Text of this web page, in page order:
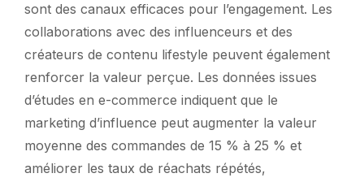
sont des canaux efficaces pour l’engagement. Les
collaborations avec des influenceurs et des
créateurs de contenu lifestyle peuvent également
renforcer la valeur perçue. Les données issues
d’études en e-commerce indiquent que le
marketing d’influence peut augmenter la valeur
moyenne des commandes de 15 % à 25 % et
améliorer les taux de réachats répétés,